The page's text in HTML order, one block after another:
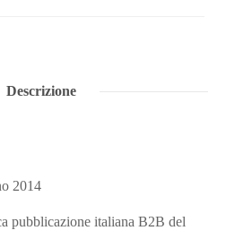
Descrizione
2014
pubblicazione italiana B2B del